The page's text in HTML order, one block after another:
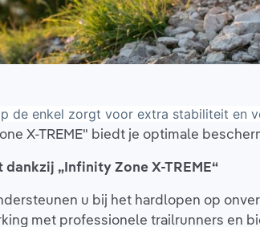
de enkel zorgt voor extra stabiliteit en
X-TREME" biedt je optimale
„Infinity Zone X-TREME“
u bij het hardlopen op
met professionele trailrunners en